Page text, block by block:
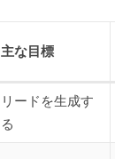
主な目標
リードを生成す
る